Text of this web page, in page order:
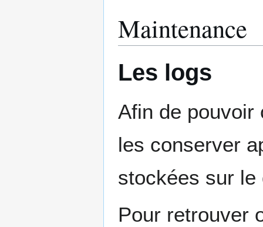
Maintenance
Les logs
Afin de pouvoir
les conserver
stockées sur le
Pour retrouver